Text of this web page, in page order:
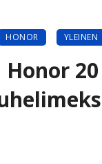
HONOR YLEINEN
Honor